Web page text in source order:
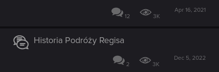
12 3K
Apr 16, 2021
Historia Podróży Regisa
2 3K
Dec 5, 2022